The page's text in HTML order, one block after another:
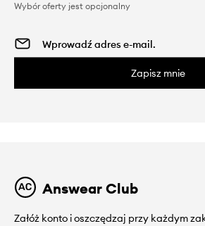
Wybór oferty jest opcjonalny
Zapisz mnie
Answear Club
Załóż konto i oszczędzaj przy każdym